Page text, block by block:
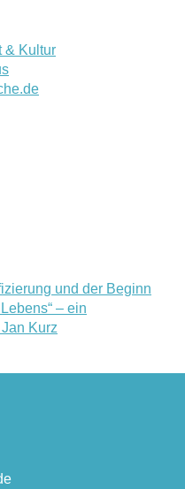
& Kultur
und der Beginn
– ein
Kurz